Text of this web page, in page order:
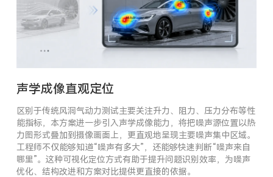
声学成像直观定位
区别于传统风洞气动力测试主要关注升力、阻力、压力分布等性
能指标，本方案进一步引入声学成像能力，将把噪声源位置以热
力图形式叠加到摄像画面上，更直观地呈现主要噪声集中区域。
工程师不仅能够知道“噪声有多大”，还能够快速判断“噪声来自
哪里”。这种可视化定位方式有助于提升问题识别效率，为噪声
优化、结构改进和方案对比提供更直接的依据。